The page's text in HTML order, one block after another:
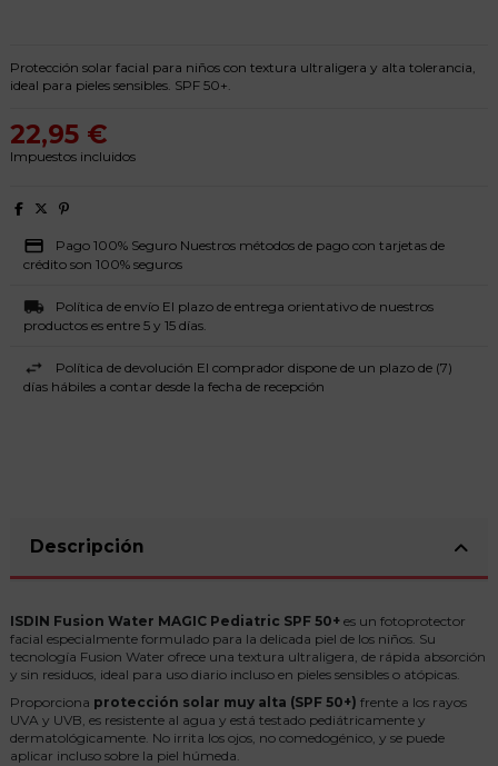
Protección solar facial para niños con textura ultraligera y alta tolerancia,
ideal para pieles sensibles. SPF 50+.
22,95 €
Impuestos incluidos
Pago 100% Seguro Nuestros métodos de pago con tarjetas de
crédito son 100% seguros
Política de envío El plazo de entrega orientativo de nuestros
productos es entre 5 y 15 días.
Política de devolución El comprador dispone de un plazo de (7)
días hábiles a contar desde la fecha de recepción
Descripción
ISDIN Fusion Water MAGIC Pediatric SPF 50+ es un fotoprotector
facial especialmente formulado para la delicada piel de los niños. Su
tecnología Fusion Water ofrece una textura ultraligera, de rápida absorción
y sin residuos, ideal para uso diario incluso en pieles sensibles o atópicas.
Proporciona protección solar muy alta (SPF 50+) frente a los rayos
UVA y UVB, es resistente al agua y está testado pediátricamente y
dermatológicamente. No irrita los ojos, no comedogénico, y se puede
aplicar incluso sobre la piel húmeda.